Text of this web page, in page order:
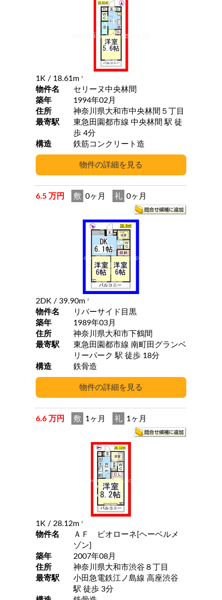
1K / 18.61m 2
物件名
セリーヌ中央林間
築年
1994年02月
住所
神奈川県大和市中央林間５丁目
最寄駅
東急田園都市線 中央林間 駅 徒
歩 4分
構造
鉄筋コンクリート造
6.5 万円 敷 0ヶ月 礼 0ヶ月
2DK / 39.90m 2
物件名
リバーサイド目黒
築年
1989年03月
住所
神奈川県大和市下鶴間
最寄駅
東急田園都市線 南町田グランベ
リーパーク 駅 徒歩 18分
構造
鉄骨造
6.6 万円 敷 1ヶ月 礼 1ヶ月
1K / 28.12m 2
物件名
ＡＦ ビオローネ[ヘーベルメ
ゾン]
築年
2007年08月
住所
神奈川県大和市渋谷８丁目
最寄駅
小田急電鉄江ノ島線 高座渋谷
駅 徒歩 3分